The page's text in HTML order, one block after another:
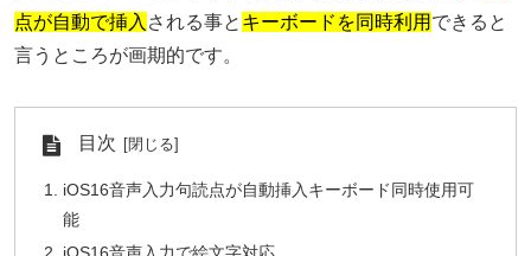
点が自動で挿入 される事と キーボードを同時利用 できると
言うところが画期的です。
目次
iOS16音声入力句読点が自動挿入キーボード同時使用可
能